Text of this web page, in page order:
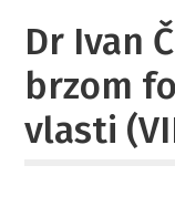
Dr Ivan
brzom
vlasti